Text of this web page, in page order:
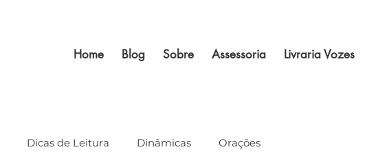
Home Blog Sobre Assessoria Livraria Vozes
Dicas de Leitura Dinâmicas Orações